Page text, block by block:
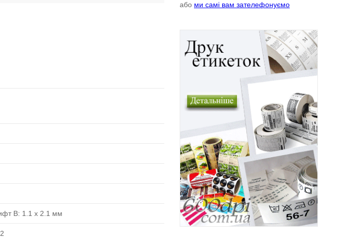
B: 1.1 x 2.1 мм
або ми самі вам зателефонуємо